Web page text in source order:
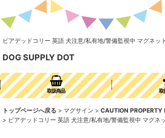
ビアデッドコリー 英語 犬注意/私有地/警備監視中 マグネ
DOG SUPPLY DOT
取扱商品 取
トップページへ戻る > マグサイン > CAUTION PROPERTY
> ビアデッドコリー 英語 犬注意/私有地/警備監視中 マグネ